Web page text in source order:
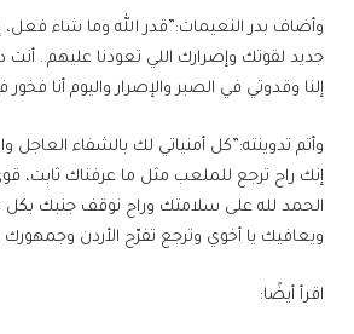
وأضاف بدر النعيمات:”قدر الله وما شاء
جديد لقوتك وإصرارك اللي تعودنا عليهم.. أنت
إلنا وقدوتي في الصبر والإصرار واليوم أنا
وأتم تدوينته:”كل أمنياتي لك بالشفاء العاجل
إنك راح ترجع للملعب مثل ما عرفناك ثابت،
الحمد لله على سلامتك وراح نوقف جنبك
ويعافيك يا أخوي وترجع تفرّح الأردن
اقرأ أيضًا: